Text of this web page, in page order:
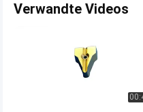
Verwandte Videos